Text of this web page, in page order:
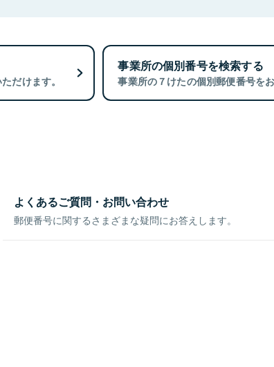
だけます。
事業所の個別番号を検索する
事業所の７けたの個別郵便番号をお
よくあるご質問・お問い合わせ
郵便番号に関するさまざまな疑問にお答えします。